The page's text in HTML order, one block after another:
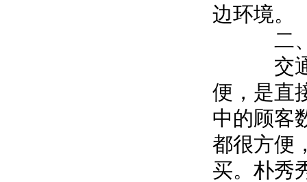
边环境。
二、
交通
便，是直
中的顾客
都很方便
买。朴秀